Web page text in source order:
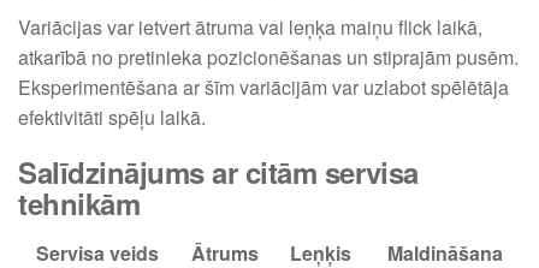
Variācijas var ietvert ātruma vai leņķa maiņu flick laikā,
atkarībā no pretinieka pozicionēšanas un stiprajām pusēm.
Eksperimentēšana ar šīm variācijām var uzlabot spēlētāja
efektivitāti spēļu laikā.
Salīdzinājums ar citām servisa
tehnikām
Servisa veids Ātrums Leņķis
Maldināšana